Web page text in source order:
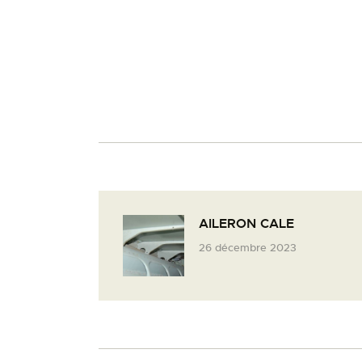
AILERON CALE
26 décembre 2023